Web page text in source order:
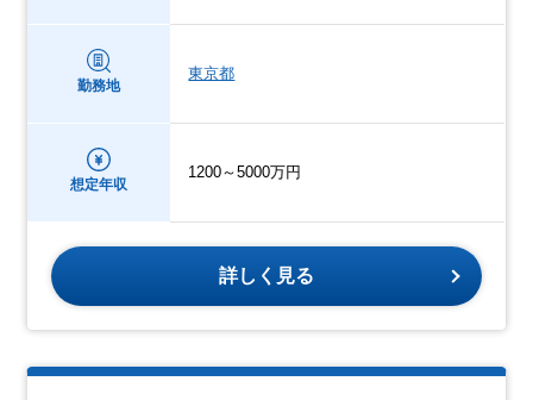
勤務地
東京都
想定年収
1200～5000万円
詳しく見る